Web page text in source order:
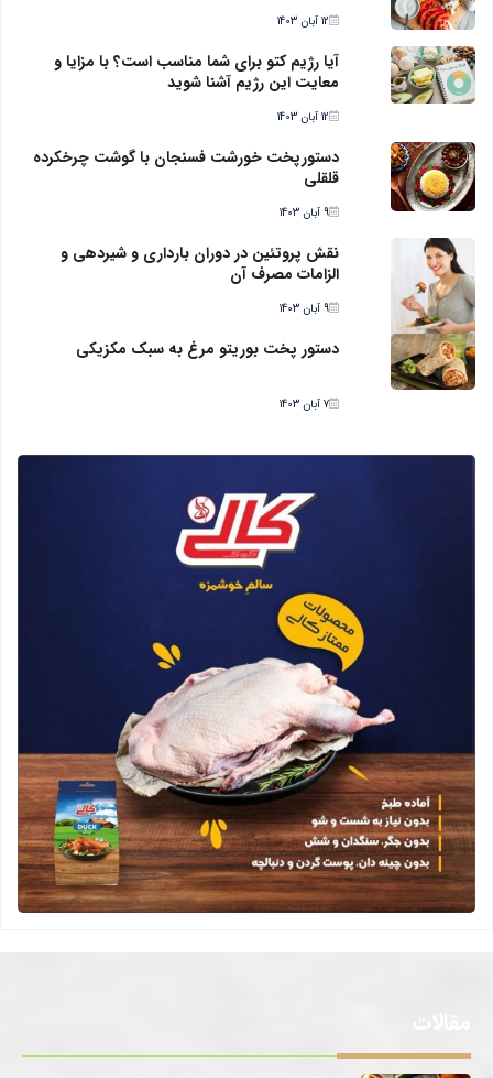
12 آبان 1403
آیا رژیم کتو برای شما مناسب است؟ با مزایا و
معایت این رژیم آشنا شوید
12 آبان 1403
دستورپخت خورشت فسنجان با گوشت چرخکرده
قلقلی
9 آبان 1403
نقش پروتئین در دوران بارداری و شیردهی و
الزامات مصرف آن
9 آبان 1403
دستور پخت بوریتو مرغ به سبک مکزیکی
7 آبان 1403